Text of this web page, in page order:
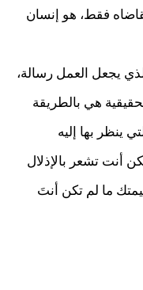
فقط، هو إنسان
يجعل العمل رسالة،
هي بالطريقة
ينظر بها إليه
أنت تشعر بالإذلال
ما لم تكن أنتَ